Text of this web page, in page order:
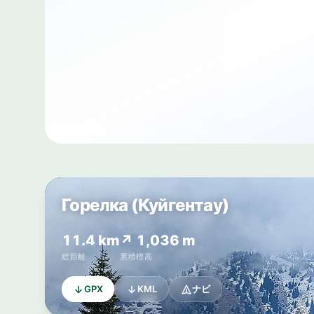
Горелка (Куйгентау)
11.4 km
総距離
↗ 1,036 m
累積標高
GPX KML ナビ